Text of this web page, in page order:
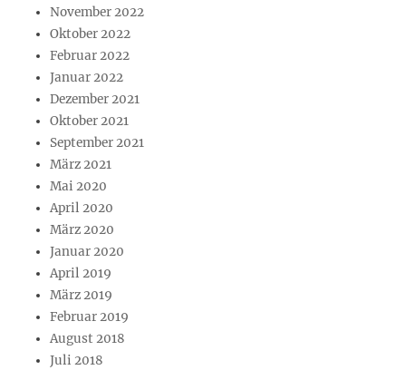
November 2022
Oktober 2022
Februar 2022
Januar 2022
Dezember 2021
Oktober 2021
September 2021
März 2021
Mai 2020
April 2020
März 2020
Januar 2020
April 2019
März 2019
Februar 2019
August 2018
Juli 2018